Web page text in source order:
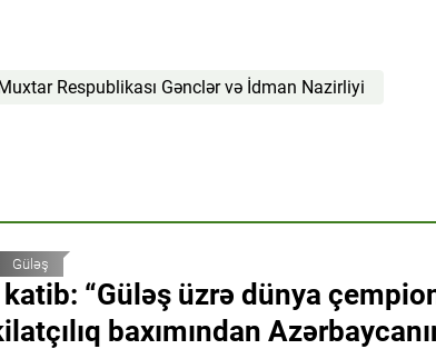
Respublikası Gənclər və İdman Nazirliyi
Güləş
“Güləş üzrə dünya
baxımından